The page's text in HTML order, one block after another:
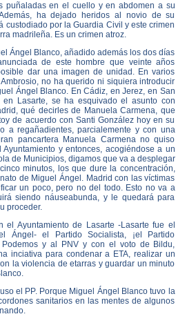
puñaladas en el cuello y en abdomen a su
ha dejado heridos al novio de su
custodiado por la Guardia Civil y este crimen
madrileña. Es un crimen atroz.
Ángel Blanco, añadido además los dos días
de este hombre que veinte años
dar una imagen de unidad. En varios
no ha querido ni siquiera introducir
Ángel Blanco. En Cádiz, en Jerez, en San
en Lasarte, se ha esquivado el asunto con
qué decirles de Manuela Carmena, que
de acuerdo con Santi González hoy en su
a regañadientes, parcialemente y con una
pancartera Manuela Carmena no quiso
y entonces, acogiéndose a un
de Municipios, digamos que va a desplegar
minutos, los que dure la concentración,
de Miguel Ángel. Madrid con las víctimas
un poco, pero no del todo. Esto no va a
siendo náuseabunda, y le quedará para
proceder.
Ayuntamiento de Lasarte -Lasarte fue el
Ángel- el Partido Socialista, ¡el Partido
y al PNV y con el voto de Bildu,
inciativa para condenar a ETA, realizar un
la violencia de etarras y guardar un minuto
el PP. Porque Miguel Ángel Blanco tuvo la
sanitarios en las mentes de algunos